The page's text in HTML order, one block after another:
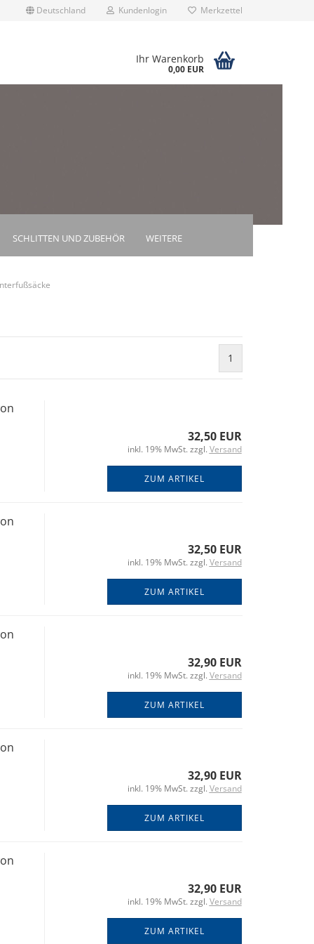
Deutschland Kundenlogin Merkzettel
Ihr Warenkorb
0,00 EUR
SCHLITTEN UND ZUBEHÖR WEITERE
1
32,50 EUR
inkl. 19% MwSt. zzgl. Versand
ZUM ARTIKEL
32,50 EUR
inkl. 19% MwSt. zzgl. Versand
ZUM ARTIKEL
32,90 EUR
inkl. 19% MwSt. zzgl. Versand
ZUM ARTIKEL
32,90 EUR
inkl. 19% MwSt. zzgl. Versand
ZUM ARTIKEL
32,90 EUR
inkl. 19% MwSt. zzgl. Versand
ZUM ARTIKEL